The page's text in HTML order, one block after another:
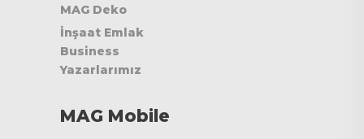
MAG Deko
İnşaat Emlak
Business
Yazarlarımız
MAG Mobile